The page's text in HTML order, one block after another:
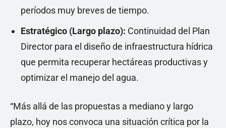
períodos muy breves de tiempo.
Estratégico (Largo plazo): Continuidad del Plan
Director para el diseño de infraestructura hídrica
que permita recuperar hectáreas productivas y
optimizar el manejo del agua.
“Más allá de las propuestas a mediano y largo
plazo, hoy nos convoca una situación crítica por la